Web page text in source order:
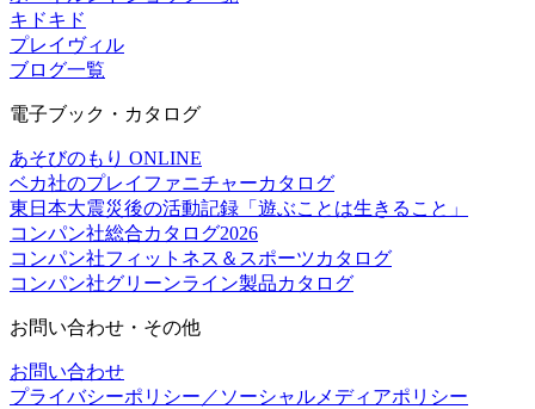
キドキド
プレイヴィル
ブログ一覧
電子ブック・カタログ
あそびのもり ONLINE
ベカ社のプレイファニチャーカタログ
東日本大震災後の活動記録「遊ぶことは生きること」
コンパン社総合カタログ2026
コンパン社フィットネス＆スポーツカタログ
コンパン社グリーンライン製品カタログ
お問い合わせ・その他
お問い合わせ
プライバシーポリシー／ソーシャルメディアポリシー